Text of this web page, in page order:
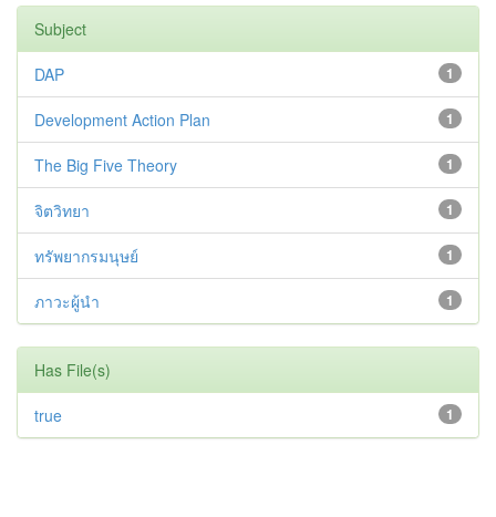
Subject
1
DAP
1
Development Action Plan
1
The Big Five Theory
1
จิตวิทยา
1
ทรัพยากรมนุษย์
1
ภาวะผู้นำ
Has File(s)
1
true